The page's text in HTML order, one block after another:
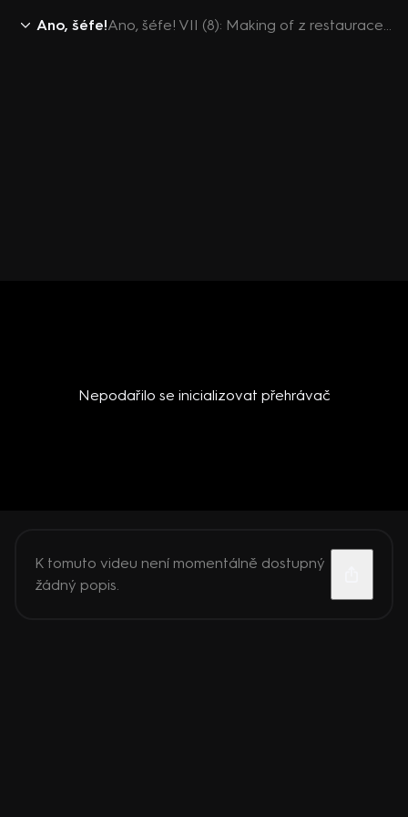
Ano, šéfe! Ano, šéfe! VII (8): Making of z restaurace Tiebreak
Nepodařilo se inicializovat přehrávač
K tomuto videu není momentálně dostupný
žádný popis.